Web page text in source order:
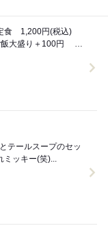
気に隠れミッキー(笑)⁡...